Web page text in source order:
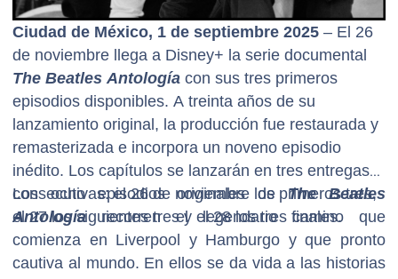
Ciudad de México, 1 de septiembre 2025 – El 26
de noviembre llega a Disney+ la serie documental
The Beatles Antología con sus tres primeros
episodios disponibles. A treinta años de su
lanzamiento original, la producción fue restaurada y
remasterizada e incorpora un noveno episodio
inédito. Los capítulos se lanzarán en tres entregas
consecutivas: el 26 de noviembre los primeros tres,
el 27 los siguientes tres y el 28 los tres finales.
Los ocho episodios originales deThe Beatles
Antologíarecorren el legendario camino que
comienza en Liverpool y Hamburgo y que pronto
cautiva al mundo. En ellos se da vida a las historias